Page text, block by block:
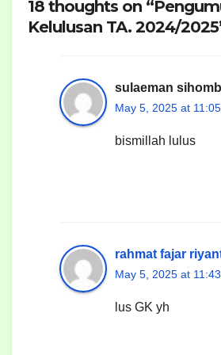
18 thoughts on
Kelulusan TA. 2024/
sulaeman
May 5, 2025 at
bismillah lulus
rahmat fajar
May 5, 2025 at
lus GK yh